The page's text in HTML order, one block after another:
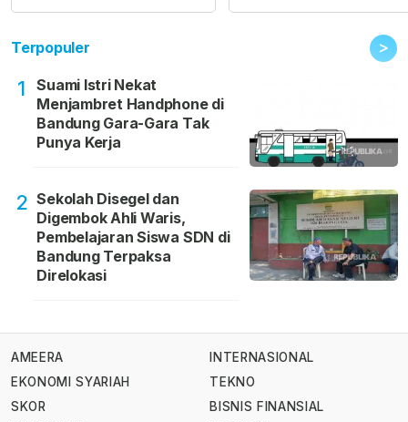
Terpopuler >
1
Suami Istri Nekat
Menjambret Handphone di
Bandung Gara-Gara Tak
Punya Kerja
2 Sekolah Disegel dan
Digembok Ahli Waris,
Pembelajaran Siswa SDN di
Bandung Terpaksa
Direlokasi
AMEERA
EKONOMI SYARIAH
SKOR
INTERNASIONAL
TEKNO
BISNIS FINANSIAL